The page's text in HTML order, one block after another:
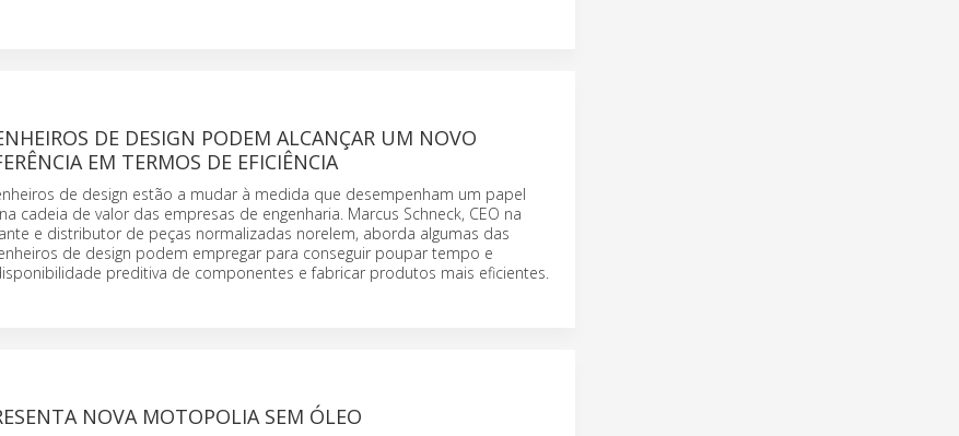
DE DESIGN PODEM ALCANÇAR UM NOVO
EM TERMOS DE EFICIÊNCIA
de design estão a mudar à medida que desempenham um papel
cadeia de valor das empresas de engenharia. Marcus Schneck, CEO na
e distributor de peças normalizadas norelem, aborda algumas das
de design podem empregar para conseguir poupar tempo e
preditiva de componentes e fabricar produtos mais eficientes.
NOVA MOTOPOLIA SEM ÓLEO